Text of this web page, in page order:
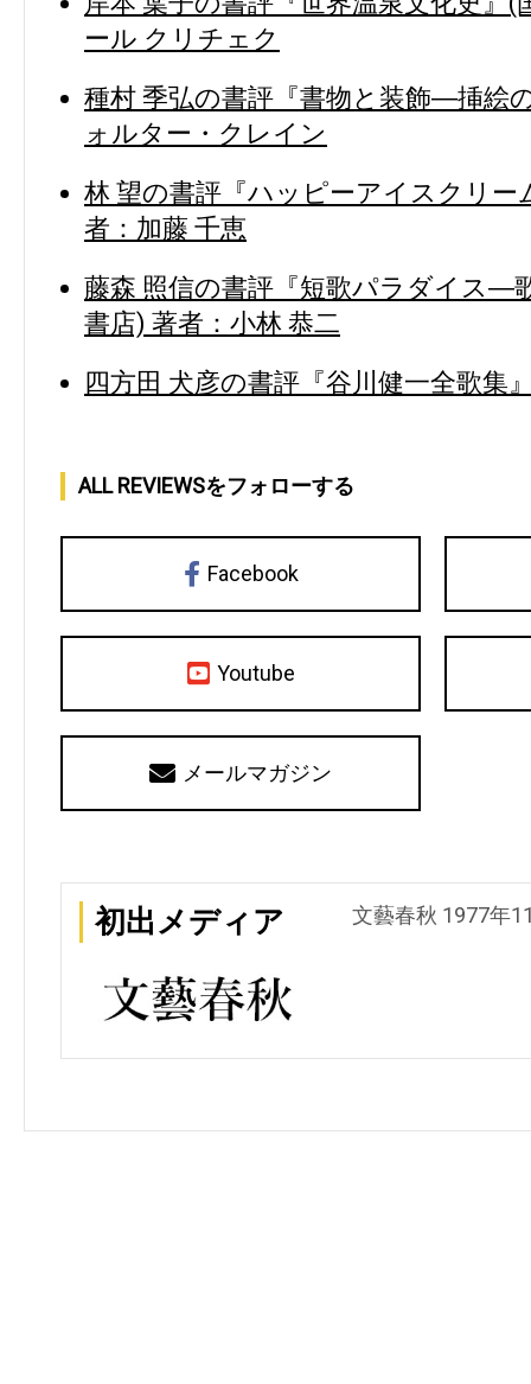
ール クリチェク
種村 季弘の書評『書物と装飾―挿絵
ォルター・クレイン
林 望の書評『ハッピーアイスクリー
者：加藤 千恵
藤森 照信の書評『短歌パラダイス―
書店) 著者：小林 恭二
四方田 犬彦の書評『谷川健一全歌集
ALL REVIEWSをフォローする
Facebook
Youtube
メールマガジン
初出メディア 文藝春秋 1977年